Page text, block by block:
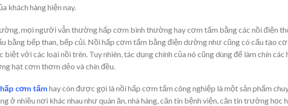
khách hàng hiện nay.
mọi người vẫn thường hấp cơm bình thường hay cơm tấm bằng các nồi điện
bằng bếp than, bếp củi. Nồi hấp cơm tấm bằng điện dường như cũng có cấu tạo
biệt với các loại nồi trên. Tuy nhiên, tác dụng chính của nó cũng dùng để làm chín
hạt cơm thơm dẻo và chín đều.
cơm tấm hay còn được gọi là nồi hấp cơm tấm công nghiệp là một sản phẩm
ở nhiều nơi khác nhau như quán ăn, nhà hàng, căn tin bệnh viện, căn tin trường học